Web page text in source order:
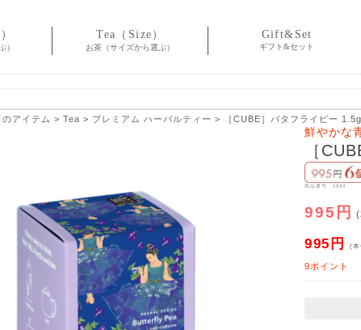
）
Tea（Size）
お茶（サイズから選ぶ）
Gift&Set
ギフト&セット
のアイテム > Tea > プレミアム ハーバルティー > ［CUBE］バタフライピー
鮮やかな
［
商品番号 1934
995円
995円 (本
9ポイント